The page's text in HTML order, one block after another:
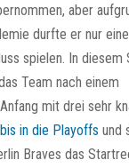
aber
durfte er nur
spielen. In diesem
Team nach einem
mit drei sehr
bis in die Playoffs und
Braves das